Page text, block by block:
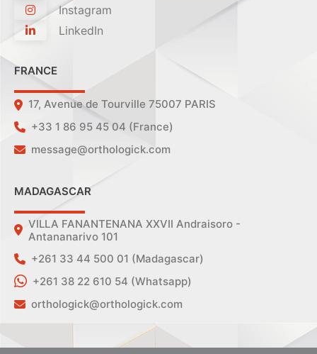
Instagram
LinkedIn
FRANCE
17, Avenue de Tourville 75007 PARIS
+33 1 86 95 45 04 (France)
message@orthologick.com
MADAGASCAR
VILLA FANANTENANA XXVII Andraisoro -
Antananarivo 101
+261 33 44 500 01 (Madagascar)
+261 38 22 610 54 (Whatsapp)
orthologick@orthologick.com